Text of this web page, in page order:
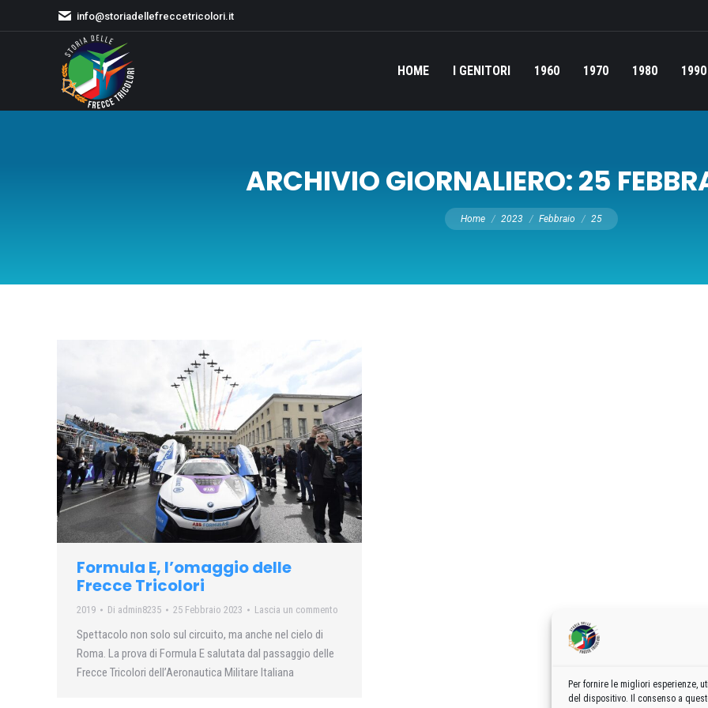
Per fornire le migliori esperienze,
del dispositivo. Il consenso a
info@storiadellefreccetricolori.it
HOME I GENITORI 1960 1970 1980 1990
ARCHIVIO GIORNALIERO:25
Tu sei qui:
Home 2023 Febbraio 25
Formula E, l’omaggio delle
Frecce Tricolori
2019 Di admin8235 25 Febbraio 2023 Lascia un commento
Spettacolo non solo sul circuito, ma anche nel cielo di
Roma. La prova di Formula E salutata dal passaggio delle
Frecce Tricolori dell’Aeronautica Militare Italiana